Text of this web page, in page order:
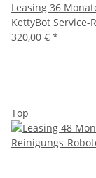
Leasing 36
KettyBot Service-
320,00 € *
Top